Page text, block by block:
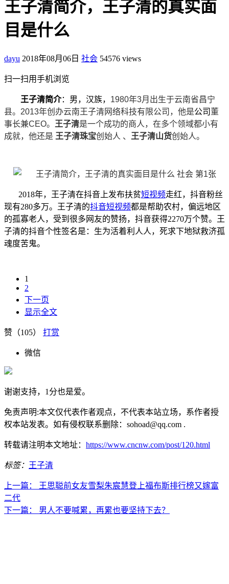
王子清简介，王子清的真实面
目是什么
dayu 2018年08月06日 社会 54576 views
扫一扫用手机浏览
王子清简介：男，汉族， 1980年3月出生于云南省昌宁
县。2013年创办云南王子清网络科技有限公司，他是公司 董
事长兼CEO。
王子清是一个成功的商人，在多个领域都小有
成就，他还是 王子清珠宝创始人 、 王子清山货创始人。
2018年，王子清在抖音上发布扶贫短视频走红，抖音粉丝
现有280多万。王子清的抖音短视频都是帮助农村，偏远地区
的孤寡老人，受到很多网友的赞扬，抖音获得2270万个赞。王
子清的抖音个性签名是：生为活着利人人，死求下地狱救济孤
魂度苦鬼。
1
2
下一页
显示全文
赞（105） 打赏
微信
谢谢支持，1分也是爱。
免责声明:本文仅代表作者观点，不代表本站立场，系作者授
权本站发表。如有侵权联系删除：sohoad@qq.com .
转载请注明本文地址： https://www.cncnw.com/post/120.html
标签： 王子清
上一篇：
王思聪前女友雪梨朱宸慧登上福布斯排行榜又嫁富
二代
下一篇：
男人不要喊累，再累也要坚持下去？